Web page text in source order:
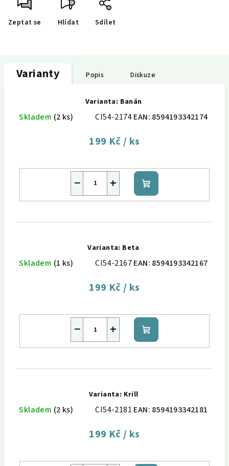
Zeptat se Hlídat Sdílet
Varianty Popis Diskuze
Varianta: Banán
Skladem (2 ks) CI54-2174EAN: 8594193342174
199 Kč/ ks
+
− Do
košíku
Varianta: Beta
Skladem (1 ks) CI54-2167EAN: 8594193342167
199 Kč/ ks
+
− Do
košíku
Varianta: Krill
Skladem (2 ks) CI54-2181 EAN: 8594193342181
199 Kč/ ks